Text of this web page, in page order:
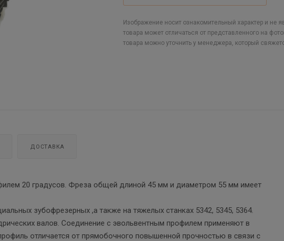
Изображение носит ознакомительный характер и не
товара может отличаться от представленного на
товара можно уточнить у менеджера, который
ДОСТАВКА
20 градусов. Фреза общей длиной 45 мм и диаметром 55 мм имеет
зубофрезерных ,а также на тяжелых станках 5342, 5345, 5364.
валов. Соединение с эвольвентным профилем применяют в
отличается от прямобочного повышенной прочностью в связи с